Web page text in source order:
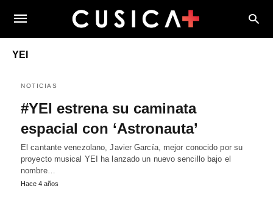
YEI
NOTICIAS
#YEI estrena su caminata
espacial con ‘Astronauta’
El cantante venezolano, Javier García, mejor conocido por su
proyecto musical YEI ha lanzado un nuevo sencillo bajo el
nombre…
Hace 4 años